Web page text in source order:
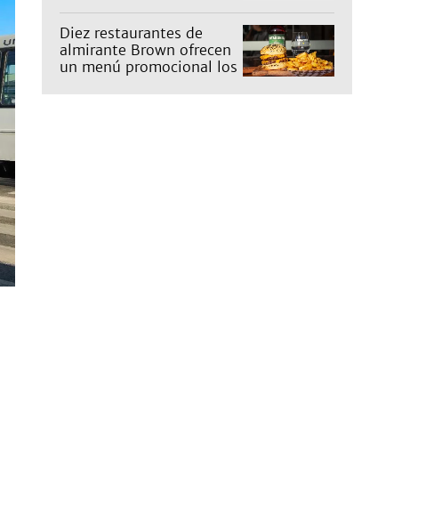
familia
Diez restaurantes de
almirante Brown ofrecen
un menú promocional los